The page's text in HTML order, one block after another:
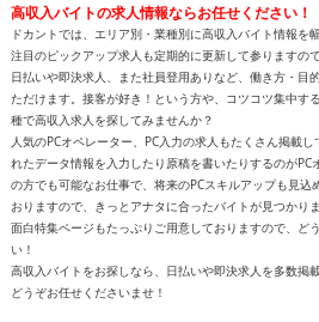
高収入バイトの求人情報ならお任せください！
ドカントでは、エリア別・業種別に高収入バイト情報を
注目のピックアップ求人も定期的に更新して参りますの
日払いや即決求人、また社員登用ありなど、働き方・目
ただけます。接客が好き！という方や、コツコツ集中す
種で高収入求人を探してみませんか？
人気のPCオペレーター、PC入力の求人もたくさん掲載
れたデータ情報を入力したり原稿を書いたりするのが
の方でも可能なお仕事で、将来のPCスキルアップも見込
おりますので、きっとアナタに合ったバイトが見つかりま
面白特集ページもたっぷりご用意しておりますので、ど
い！
高収入バイトをお探しなら、日払いや即決求人を多数掲
どうぞお任せくださいませ！